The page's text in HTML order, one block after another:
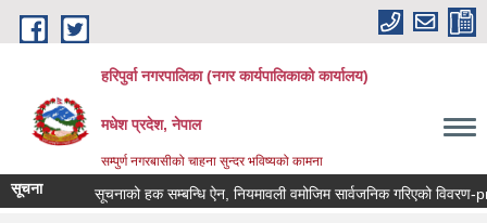
Skip to main content
हरिपुर्वा नगरपालिका (नगर कार्यपालिकाको कार्यालय)
मधेश प्रदेश, नेपाल
सम्पुर्ण नगरबासीको चाहना सुन्दर भविष्यको कामना
सूचना सूचनाको हक सम्बन्धि ऐन, नियमावली वमोजिम सार्वजनिक गरिएको विवरण-